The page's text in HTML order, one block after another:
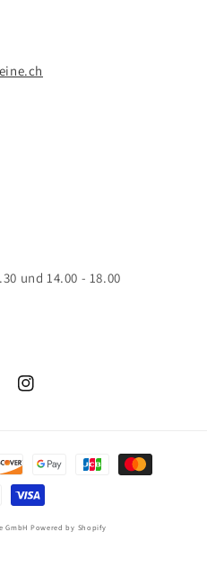
und 14.00 - 18.00
Instagram
GmbH Powered by Shopify